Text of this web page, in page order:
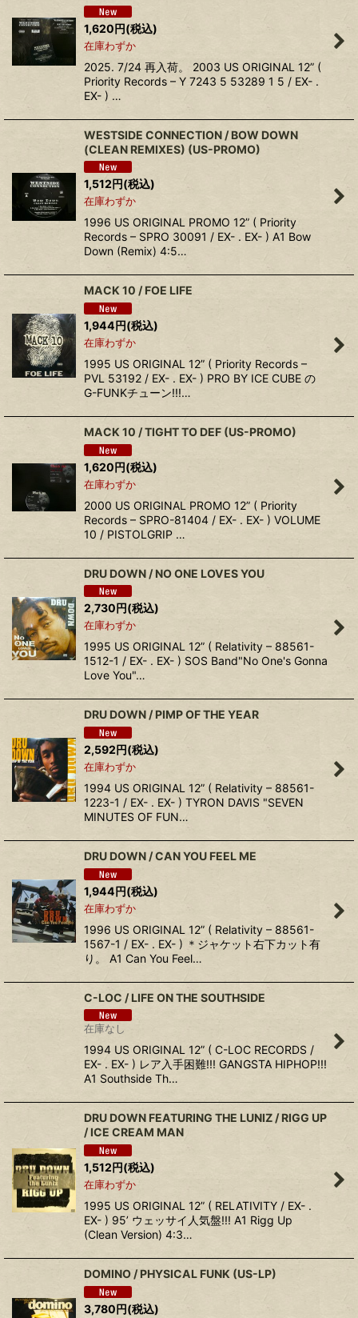
1,620円(税込)
在庫わずか
2025. 7/24 再入荷。 2003 US ORIGINAL 12” (
Priority Records ‎– Y 7243 5 53289 1 5 / EX- .
EX- ) …
WESTSIDE CONNECTION ‎/ BOW DOWN
(CLEAN REMIXES) (US-PROMO)
1,512円(税込)
在庫わずか
1996 US ORIGINAL PROMO 12” ( Priority
Records ‎– SPRO 30091 / EX- . EX- ) A1 Bow
Down (Remix) 4:5…
MACK 10 ‎/ FOE LIFE
1,944円(税込)
在庫わずか
1995 US ORIGINAL 12” ( Priority Records ‎–
PVL 53192 / EX- . EX- ) PRO BY ICE CUBE の
G-FUNKチューン!!!…
MACK 10 ‎/ TIGHT TO DEF (US-PROMO)
1,620円(税込)
在庫わずか
2000 US ORIGINAL PROMO 12” ( Priority
Records ‎– SPRO-81404 / EX- . EX- ) VOLUME
10 / PISTOLGRIP …
DRU DOWN ‎/ NO ONE LOVES YOU
2,730円(税込)
在庫わずか
1995 US ORIGINAL 12” ( Relativity ‎– 88561-
1512-1 / EX- . EX- ) SOS Band"No One's Gonna
Love You"…
DRU DOWN ‎/ PIMP OF THE YEAR
2,592円(税込)
在庫わずか
1994 US ORIGINAL 12” ( Relativity ‎– 88561-
1223-1 / EX- . EX- ) TYRON DAVIS "SEVEN
MINUTES OF FUN…
DRU DOWN ‎/ CAN YOU FEEL ME
1,944円(税込)
在庫わずか
1996 US ORIGINAL 12” ( Relativity ‎– 88561-
1567-1 / EX- . EX- ) ＊ジャケット右下カット有
り。 A1 Can You Feel…
C-LOC ‎/ LIFE ON THE SOUTHSIDE
在庫なし
1994 US ORIGINAL 12” ( C-LOC RECORDS /
EX- . EX- ) レア入手困難!!! GANGSTA HIPHOP!!!
A1 Southside Th…
DRU DOWN FEATURING THE LUNIZ / RIGG UP
/ ICE CREAM MAN
1,512円(税込)
在庫わずか
1995 US ORIGINAL 12” ( RELATIVITY / EX- .
EX- ) 95’ ウェッサイ人気盤!!! A1 Rigg Up
(Clean Version) 4:3…
DOMINO ‎/ PHYSICAL FUNK (US-LP)
3,780円(税込)